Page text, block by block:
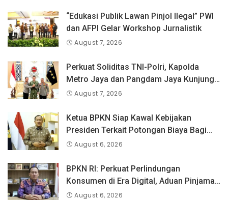
“Edukasi Publik Lawan Pinjol Ilegal” PWI
dan AFPI Gelar Workshop Jurnalistik
August 7, 2026
Perkuat Soliditas TNI-Polri, Kapolda
Metro Jaya dan Pangdam Jaya Kunjungi
Dankorps Brimob Polri
August 7, 2026
Ketua BPKN Siap Kawal Kebijakan
Presiden Terkait Potongan Biaya Bagi
Penyandang Disabilitas
August 6, 2026
BPKN RI: Perkuat Perlindungan
Konsumen di Era Digital, Aduan Pinjaman
Online Masih Menjadi Perhatian Serius
August 6, 2026